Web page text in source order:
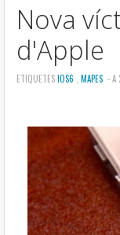
Nova
d'Apple
ETIQUETESIOS6 , MAPES - A